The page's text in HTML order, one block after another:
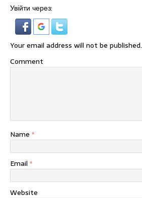
Увійти через:
Your email address will not be published.
Comment
Name *
Email *
Website